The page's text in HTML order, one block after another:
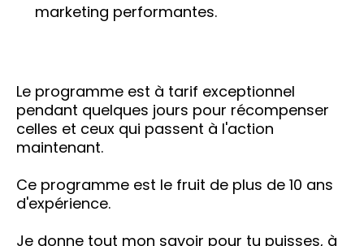
marketing performantes.
Le programme est à tarif exceptionnel
pendant quelques jours pour récompenser
celles et ceux qui passent à l'action
maintenant.
Ce programme est le fruit de plus de 10 ans
d'expérience.
Je donne tout mon savoir pour tu puisses, à